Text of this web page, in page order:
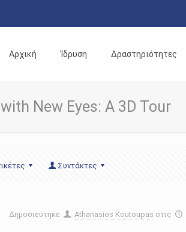
Αρχική Ίδρυση Δραστηριότητες
New Eyes: A 3D Tour
Συντάκτες
Δημοσιεύτηκε Athanasios Koutoupas στις